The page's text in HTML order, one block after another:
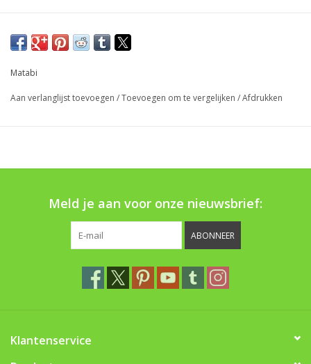
Nieuws
Matabi
Aan verlanglijst toevoegen /Toevoegen om te vergelijken /Afdrukken
Meld je aan voor onze nieuwsbrief:
ABONNEER
Klantenservice